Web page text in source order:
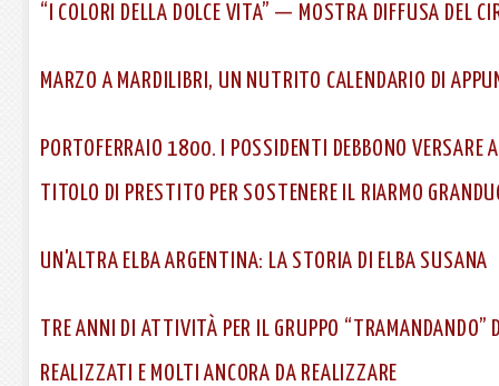
“I COLORI DELLA DOLCE VITA” — MOSTRA DIFFUSA DEL
MARZO A MARDILIBRI, UN NUTRITO CALENDARIO DI
PORTOFERRAIO 1800. I POSSIDENTI DEBBONO VERSARE
TITOLO DI PRESTITO PER SOSTENERE IL RIARMO
UN'ALTRA ELBA ARGENTINA: LA STORIA DI ELBA SUSANA
TRE ANNI DI ATTIVITÀ PER IL GRUPPO “TRAMANDANDO”
REALIZZATI E MOLTI ANCORA DA REALIZZARE